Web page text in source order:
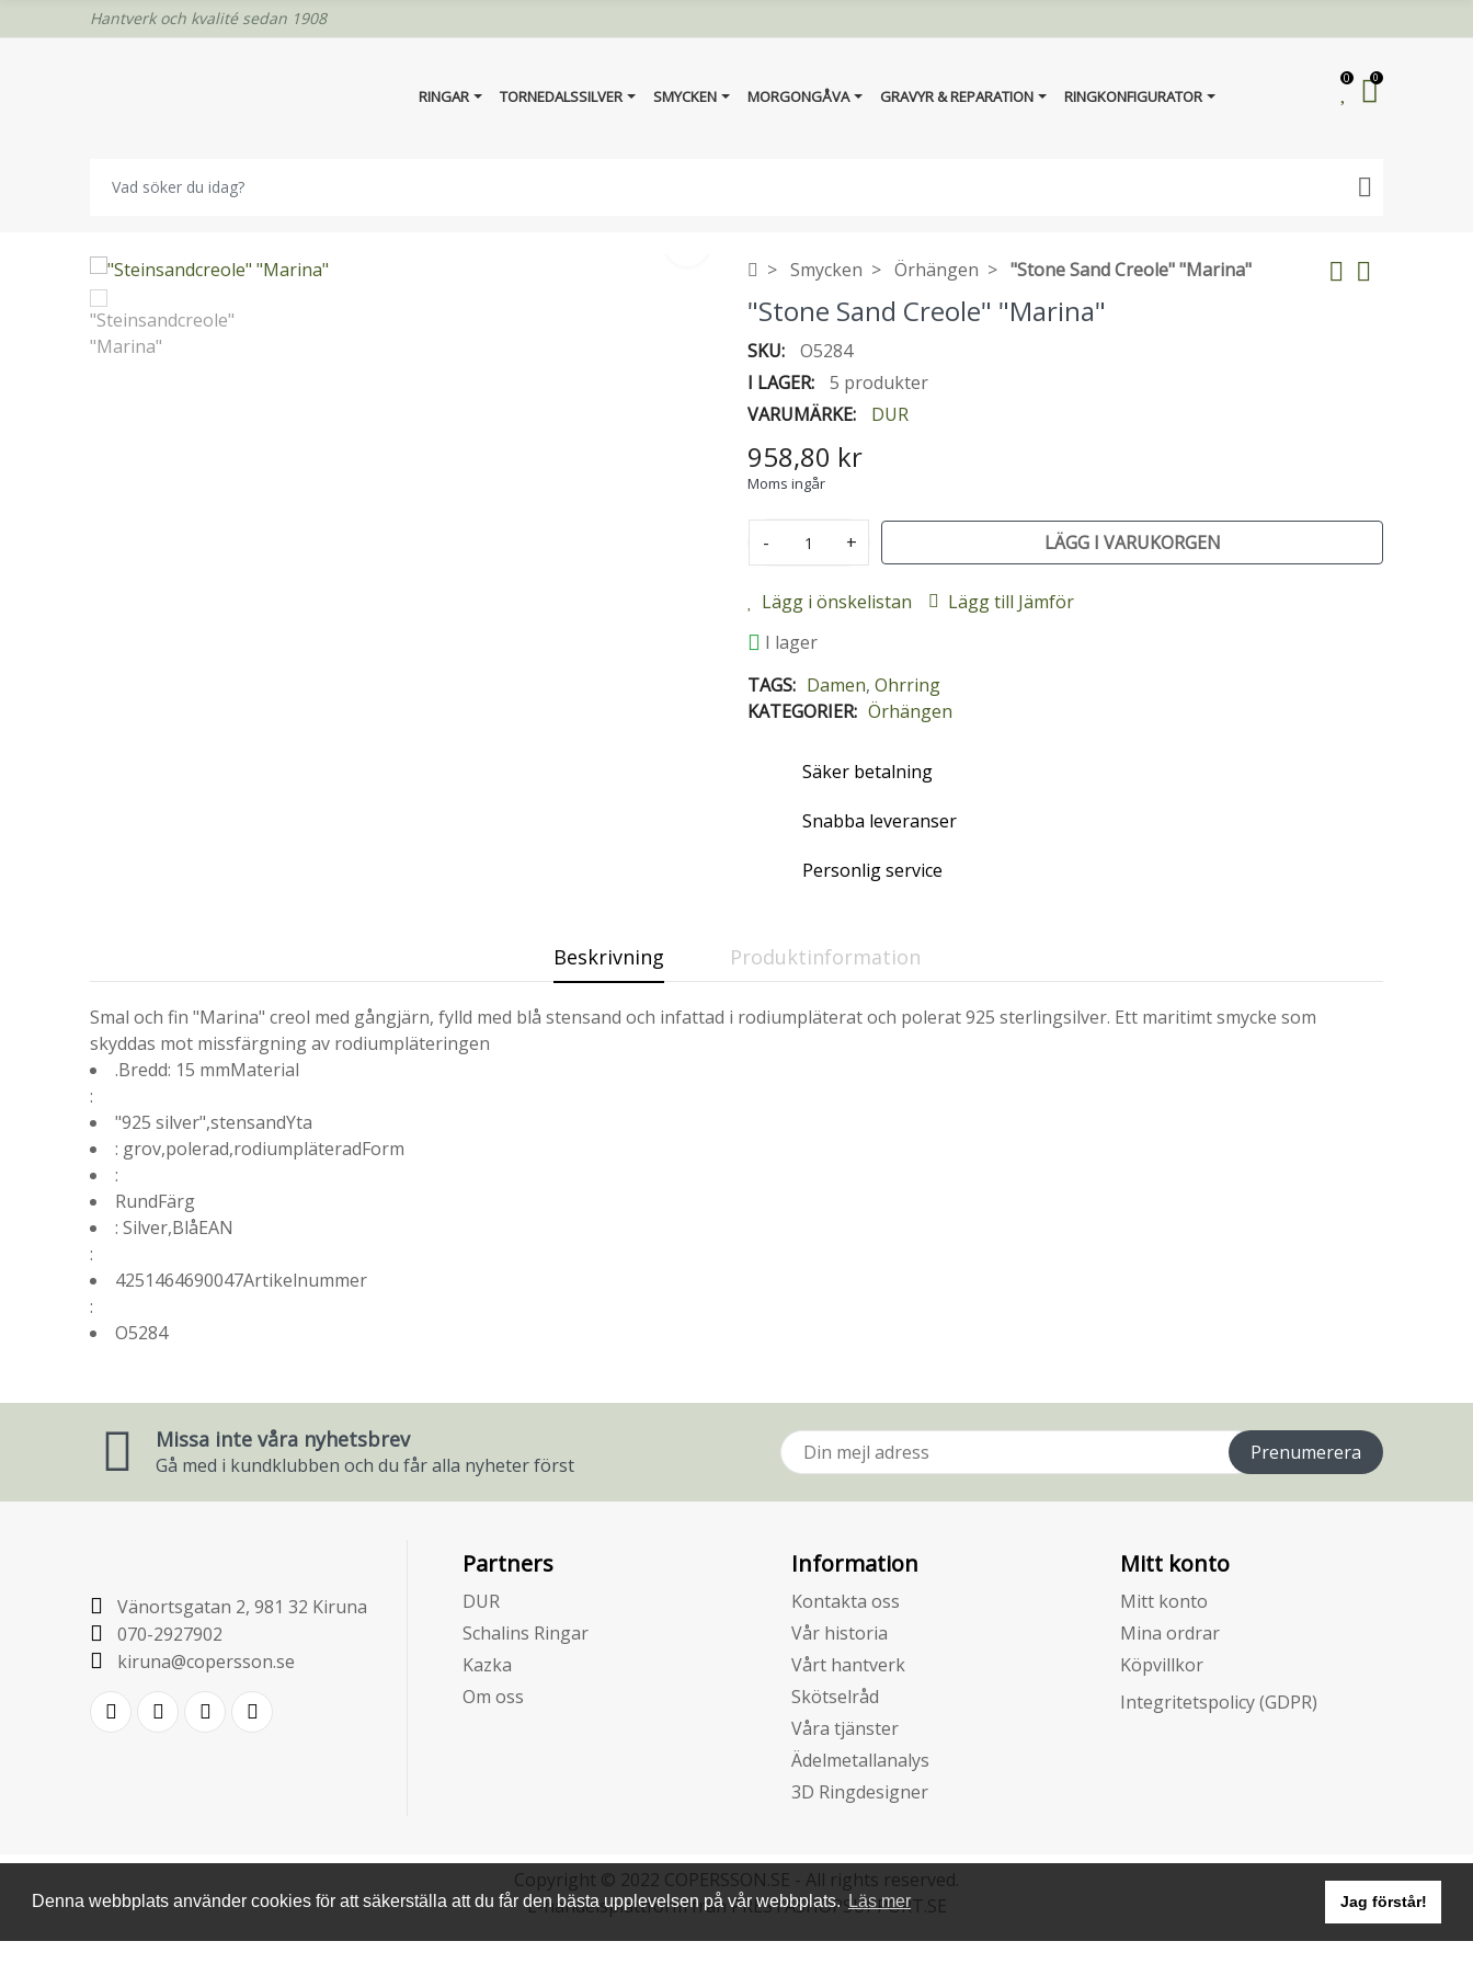
Denna webbplats använder cookies för att säkerställa att du får den bästa upplevelsen på vår webbplats.Läs mer Jag förstår!
Hantverk och kvalité sedan 1908
RINGAR TORNEDALSSILVER SMYCKEN MORGONGÅVA GRAVYR & REPARATION RINGKONFIGURATOR
0 0
Smycken Örhängen "Stone Sand Creole" "Marina"
"Stone Sand Creole" "Marina"
SKU:
O5284
I LAGER:
5 produkter
VARUMÄRKE:
DUR
958,80 kr
Moms ingår
- + LÄGG I VARUKORGEN
Lägg i önskelistan
Lägg till Jämför
I lager
TAGS: Damen, Ohrring
KATEGORIER: Örhängen
Säker betalning
Snabba leveranser
Personlig service
Beskrivning Produktinformation
Smal och fin "Marina" creol med gångjärn, fylld med blå stensand och infattad i rodiumpläterat och polerat 925 sterlingsilver. Ett maritimt smycke som
skyddas mot missfärgning av rodiumpläteringen
.Bredd: 15 mmMaterial
:
"925 silver",stensandYta
: grov,polerad,rodiumpläteradForm
:
RundFärg
: Silver,BlåEAN
:
4251464690047Artikelnummer
:
O5284
Missa inte våra nyhetsbrev
Gå med i kundklubben och du får alla nyheter först
Prenumerera
Vänortsgatan 2, 981 32 Kiruna
070-2927902
kiruna@copersson.se
Partners
DUR
Schalins Ringar
Kazka
Om oss
Information
Kontakta oss
Vår historia
Vårt hantverk
Skötselråd
Våra tjänster
Ädelmetallanalys
3D Ringdesigner
Mitt konto
Mitt konto
Mina ordrar
Köpvillkor
Integritetspolicy (GDPR)
Copyright © 2022 COPERSSON.SE - All rights reserved.
E-handelsplattform från PRESTASHOPSUPPORT.SE